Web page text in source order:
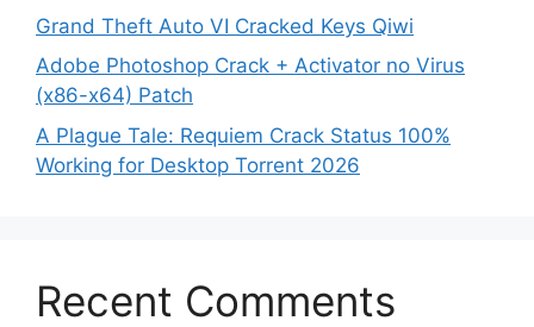
Grand Theft Auto VI Cracked Keys Qiwi
Adobe Photoshop Crack + Activator no Virus
(x86-x64) Patch
A Plague Tale: Requiem Crack Status 100%
Working for Desktop Torrent 2026
Recent Comments